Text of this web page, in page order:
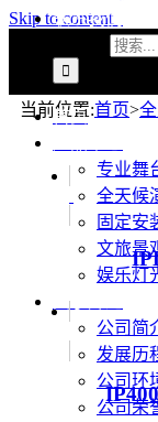
Skip to content
联系我们
首页
专业舞
全天候
固定安
文旅景
娱乐灯
关于升龙
公司简
发展历
公司环
公司荣
当前位置:首页>